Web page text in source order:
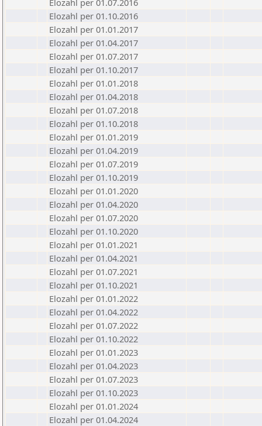
Elozahl per 01.07.2016
Elozahl per 01.10.2016
Elozahl per 01.01.2017
Elozahl per 01.04.2017
Elozahl per 01.07.2017
Elozahl per 01.10.2017
Elozahl per 01.01.2018
Elozahl per 01.04.2018
Elozahl per 01.07.2018
Elozahl per 01.10.2018
Elozahl per 01.01.2019
Elozahl per 01.04.2019
Elozahl per 01.07.2019
Elozahl per 01.10.2019
Elozahl per 01.01.2020
Elozahl per 01.04.2020
Elozahl per 01.07.2020
Elozahl per 01.10.2020
Elozahl per 01.01.2021
Elozahl per 01.04.2021
Elozahl per 01.07.2021
Elozahl per 01.10.2021
Elozahl per 01.01.2022
Elozahl per 01.04.2022
Elozahl per 01.07.2022
Elozahl per 01.10.2022
Elozahl per 01.01.2023
Elozahl per 01.04.2023
Elozahl per 01.07.2023
Elozahl per 01.10.2023
Elozahl per 01.01.2024
Elozahl per 01.04.2024